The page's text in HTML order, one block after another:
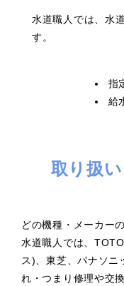
水道職人では、水
す。
指
給
取り扱
どの機種・メーカー
水道職人では、
ス)、東芝、パナソニ
れ・つまり修理や交